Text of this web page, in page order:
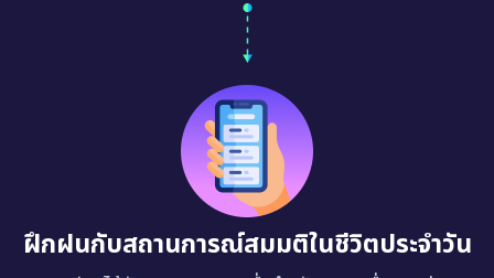
ฝึกฝนกับสถานการณ์สมมติในชีวิตประจำวัน